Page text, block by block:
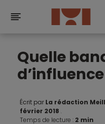
Quelle
Écrit par La rédaction
février 2018 .
Temps de lecture : 2 min